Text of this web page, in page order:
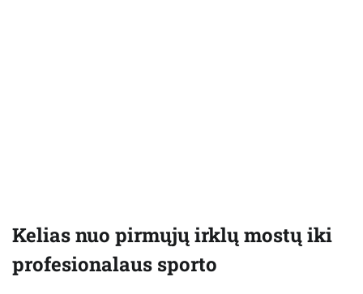
Kelias nuo pirmųjų irklų mostų iki
profesionalaus sporto